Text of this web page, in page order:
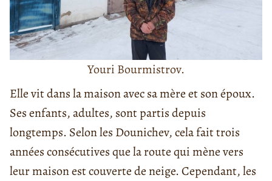
Youri Bourmistrov.
Elle vit dans la maison avec sa mère et son époux.
Ses enfants, adultes, sont partis depuis
longtemps. Selon les Dounichev, cela fait trois
années consécutives que la route qui mène vers
leur maison est couverte de neige. Cependant, les